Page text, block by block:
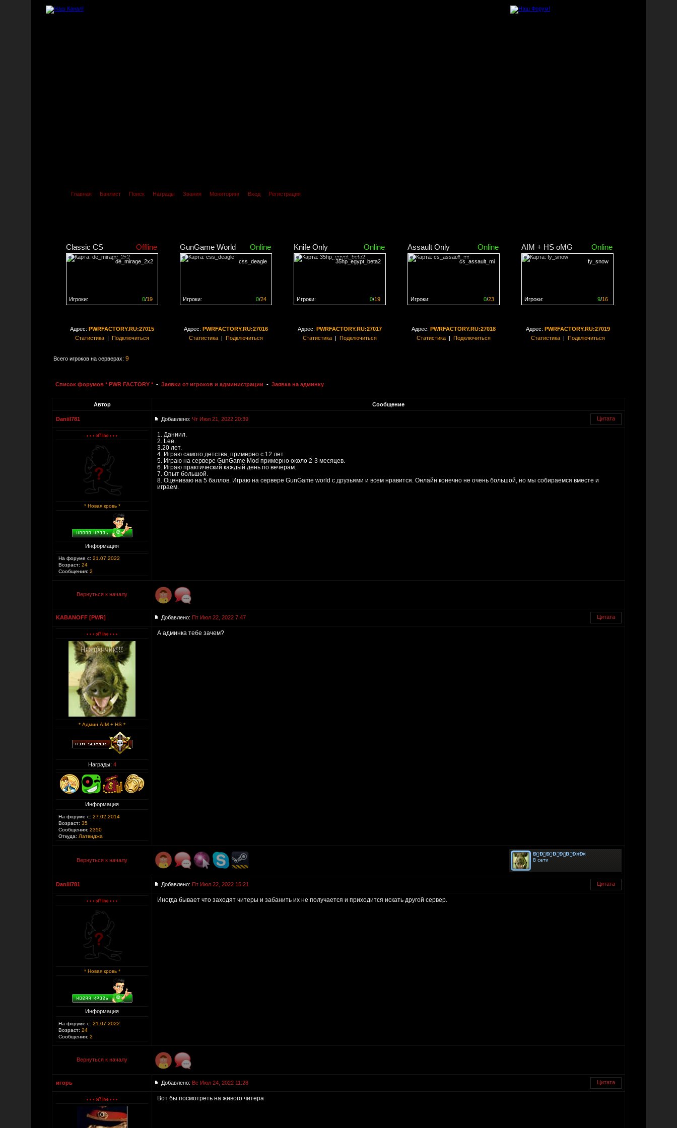
Главная Банлист Поиск Награды Звания Мониторинг Вход Регистрация
Classic CS Offline
de_mirage_2x2
0/19
Игроки:
GunGame World Online
css_deagle
0/24
Игроки:
Knife Only Online
35hp_egypt_beta2
0/19
Игроки:
Assault Only Online
cs_assault_mi
0/23
Игроки:
AIM + HS oMG Online
fy_snow
9/16
Игроки:
Адрес: PWRFACTORY.RU:27015
Статистика| Подключиться
Адрес: PWRFACTORY.RU:27016
Статистика| Подключиться
Адрес: PWRFACTORY.RU:27017
Статистика| Подключиться
Адрес: PWRFACTORY.RU:27018
Статистика| Подключиться
Адрес: PWRFACTORY.RU:27019
Статистика| Подключиться
Всего игроков на серверах: 9
Список форумов * PWR FACTORY * - Заявки от игроков и администрации - Заявка на админку
Автор Сообщение
Daniil781 Добавлено: Чт Июл 21, 2022 20:39 Цитата
* Новая кровь *
Информация
На форуме с: 21.07.2022
Возраст: 24
Сообщения: 2
1. Даниил.
2. Lee.
3.20 лет.
4. Играю самого детства, примерно с 12 лет.
5. Играю на сервере GunGame Mod примерно около 2-3 месяцев.
6. Играю практический каждый день по вечерам.
7. Опыт большой.
8. Оцениваю на 5 баллов. Играю на сервере GunGame world с друзьями и всем нравится. Онлайн конечно не очень большой, но мы собираемся вместе и
играем.
Вернуться к началу
KABANOFF [PWR] Добавлено: Пт Июл 22, 2022 7:47 Цитата
* Админ AIM + HS *
Награды: 4
Информация
На форуме с: 27.02.2014
Возраст: 35
Сообщения: 2350
Откуда: Латвиджа
А админка тебе зачем?
Вернуться к началу
Daniil781 Добавлено: Пт Июл 22, 2022 15:21 Цитата
* Новая кровь *
Информация
На форуме с: 21.07.2022
Возраст: 24
Сообщения: 2
Иногда бывает что заходят читеры и забанить их не получается и приходится искать другой сервер.
Вернуться к началу
игорь Добавлено: Вс Июл 24, 2022 11:28 Цитата
Вот бы посмотреть на живого читера